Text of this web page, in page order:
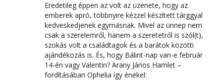
Eredetileg éppen az volt az üzenete, hogy az
emberek apró, többnyire kézzel készített tárggyal
kedveskedjenek egymásnak. Mivel az ünnep nem
csak a szerelemről, hanem a szeretetről is szól(t),
szokás volt a családtagok és a barátok közötti
ajándékozás is. És, hogy Bálint-nap van-e február
14-én vagy Valentin? Arany János Hamlet –
fordításában Ophelia így énekel: